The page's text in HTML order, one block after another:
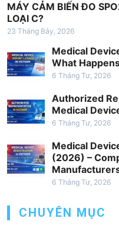
MÁY CẢM BIẾN ĐO
LOẠI C?
23 Tháng Bảy, 2026
Medical
What
6 Tháng Tư, 2026
Authorized
Medical
6 Tháng Tư, 2026
Medical
(2026) –
6 Tháng Tư, 2026
CHUYÊN MỤC